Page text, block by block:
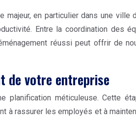
majeur, en particulier dans une
Entre la coordination des
réussi peut offrir de
de votre entreprise
planification méticuleuse. Cette
à rassurer les employés et à